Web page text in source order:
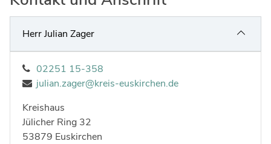
Umwelt & Nachhaltigkeit
Verkehr & Mobilität
Kultur
Ingenieure
Gefahrenabwehr
Sozialarbeit
Interkulturelle Öffnung
Kreispolizeibehörde
Jobs bei allen Arbeitgebern im Kreisgebiet
Herr Julian Zager
02251 15-358
julian.zager@kreis-euskirchen.de
Kreishaus
Strasse:
Jülicher Ring Hausnummer:
32
Postleitzahl:
53879 Ort:
Euskirchen